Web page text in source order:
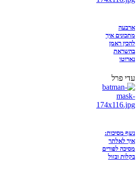
ארבעה
מתכונים איך
להכין ראמן
בהשראת
נארוטו
עדי פרל
נשף מסיכות:
איך לאלתר
מסיכה לפורים
בקלות ובזול